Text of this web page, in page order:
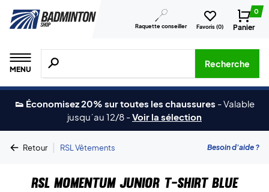
Raquette conseiller Favoris (0)
0
Panier
MENU
Recherche de produits, de marques, etc.
Recherche
👟 Économisez 20% sur toutes les chaussures -Valable
jusqu´au 12/8 -Voir la sélection
Retour | RSL Vêtements Besoin d'aide ?
RSL Momentum Junior T-shirt Blue